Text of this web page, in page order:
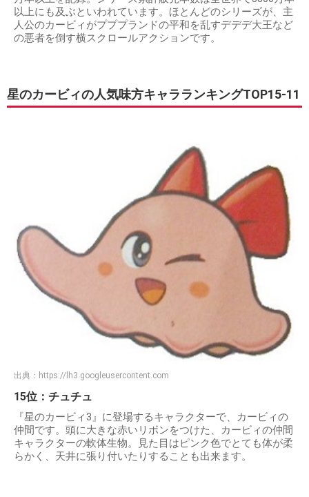
以上にも及ぶといわれています。ほとんどのシリーズが、主
人公のカービィがプププランドの平和を乱すデデデ大王など
の悪者を倒す横スクロールアクションです。
星のカービィの人気味方キャラランキングTOP15-11
出典： https://lh3.googleusercontent.com
15位：チュチュ
『星のカービィ3』に登場するキャラクターで、カービィの
仲間です。頭に大きな赤いリボンをつけた、カービィの仲間
キャラクターの軟体生物。見た目はピンク色でとても体が柔
らかく、天井に張り付いたりすることも出来ます。